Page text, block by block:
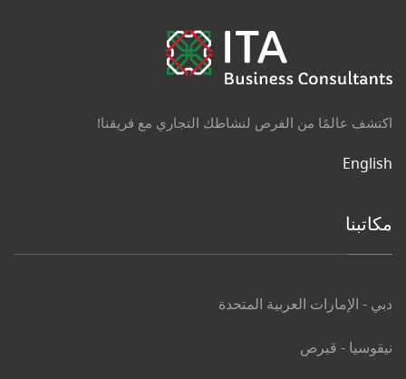
اكتشف عالمًا من الفرص لنشاطك التجاري مع فريقنا!
English
مكاتبنا
دبي - الإمارات العربية المتحدة
نيقوسيا - قبرص